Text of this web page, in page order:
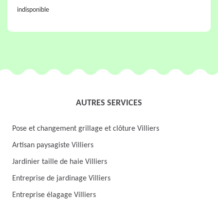
indisponible
AUTRES SERVICES
Pose et changement grillage et clôture Villiers
Artisan paysagiste Villiers
Jardinier taille de haie Villiers
Entreprise de jardinage Villiers
Entreprise élagage Villiers